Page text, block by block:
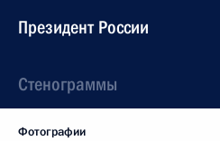
Президент России
Стенограммы
Фотографии